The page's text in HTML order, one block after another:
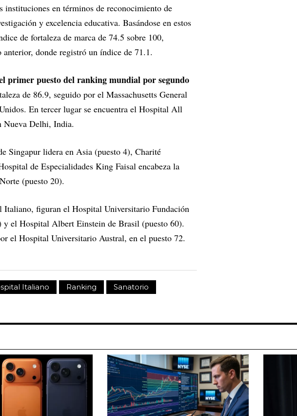
instituciones en términos de reconocimiento de
y excelencia educativa. Basándose en estos
de fortaleza de marca de 74.5 sobre 100,
donde registró un índice de 71.1.
primer puesto del ranking mundial por segundo
de 86.9, seguido por el Massachusetts General
En tercer lugar se encuentra el Hospital All
Nueva Delhi, India.
Singapur lidera en Asia (puesto 4), Charité
de Especialidades King Faisal encabeza la
(puesto 20).
figuran el Hospital Universitario Fundación
el Hospital Albert Einstein de Brasil (puesto 60).
el Hospital Universitario Austral, en el puesto 72.
Italiano Ranking Sanatorio